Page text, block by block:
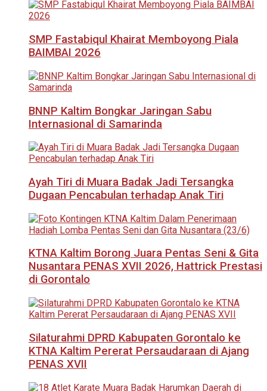
SMP Fastabiqul Khairat Memboyong Piala
BAIMBAI 2026
BNNP Kaltim Bongkar Jaringan Sabu
Internasional di Samarinda
Ayah Tiri di Muara Badak Jadi Tersangka
Dugaan Pencabulan terhadap Anak Tiri
KTNA Kaltim Borong Juara Pentas Seni & Gita
Nusantara PENAS XVII 2026, Hattrick Prestasi
di Gorontalo
Silaturahmi DPRD Kabupaten Gorontalo ke
KTNA Kaltim Pererat Persaudaraan di Ajang
PENAS XVII